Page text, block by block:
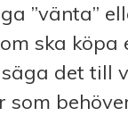
”vänta”
ska köpa
det till
som